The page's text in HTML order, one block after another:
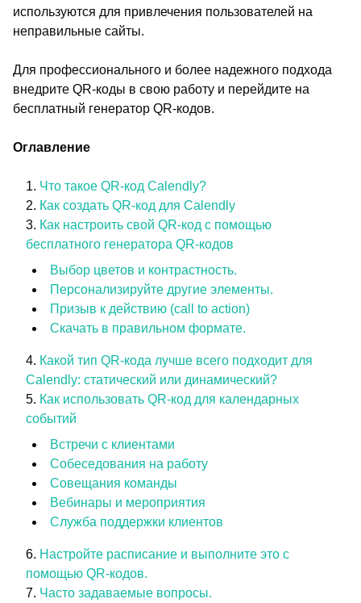
используются для привлечения пользователей на
неправильные сайты.
Для профессионального и более надежного подхода
внедрите QR-коды в свою работу и перейдите на
бесплатный генератор QR-кодов.
Оглавление
Что такое QR-код Calendly?
Как создать QR-код для Calendly
Как настроить свой QR-код с помощью
бесплатного генератора QR-кодов
Выбор цветов и контрастность.
Персонализируйте другие элементы.
Призыв к действию (call to action)
Скачать в правильном формате.
Какой тип QR-кода лучше всего подходит для
Calendly: статический или динамический?
Как использовать QR-код для календарных
событий
Встречи с клиентами
Собеседования на работу
Совещания команды
Вебинары и мероприятия
Служба поддержки клиентов
Настройте расписание и выполните это с
помощью QR-кодов.
Часто задаваемые вопросы.